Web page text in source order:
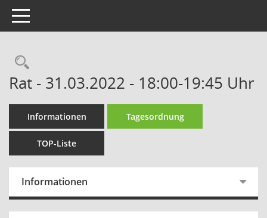
Toggle navigation
Rechercheauswahl
Rat - 31.03.2022 - 18:00-19:45 Uhr
Informationen Tagesordnung
TOP-Liste
Informationen